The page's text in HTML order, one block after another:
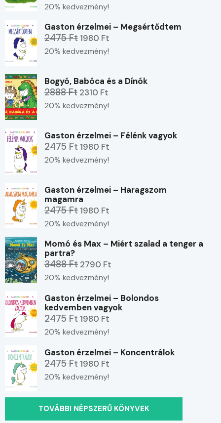
20% kedvezmény!
Gaston érzelmei – Megsértődtem
2475 Ft 1980 Ft
20% kedvezmény!
Bogyó, Babóca és a Dínók
2888 Ft 2310 Ft
20% kedvezmény!
Gaston érzelmei – Félénk vagyok
2475 Ft 1980 Ft
20% kedvezmény!
Gaston érzelmei – Haragszom
magamra
2475 Ft 1980 Ft
20% kedvezmény!
Momó és Max – Miért szalad a tenger a
partra?
3488 Ft 2790 Ft
20% kedvezmény!
Gaston érzelmei – Bolondos
kedvemben vagyok
2475 Ft 1980 Ft
20% kedvezmény!
Gaston érzelmei – Koncentrálok
2475 Ft 1980 Ft
20% kedvezmény!
TOVÁBBI NÉPSZERŰ KÖNYVEK